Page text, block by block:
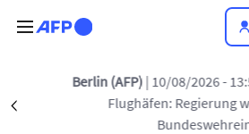
Berlin (AFP) | 10/08/2026 - 13:58:23
Flughäfen: Regierung weist
Zurück zur Liste
08 APR. 2025 - 11:20